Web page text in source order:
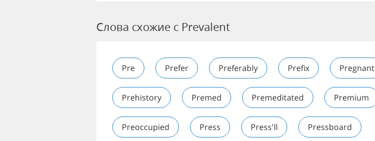
Слова схожие с Prevalent
Pre Prefer Preferably Prefix Pregnant
Prehistory Premed Premeditated Premium
Preoccupied Press Press'll Pressboard